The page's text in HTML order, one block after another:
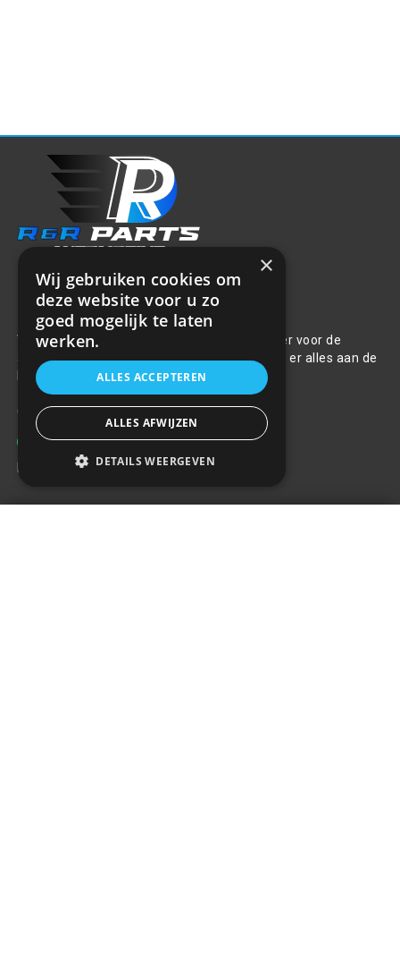
Over ons
Welkom bij R&R Parts Automotive, uw partner voor de
aanschaf van alle auto accessoires. Wij doen er alles aan de
beste selectie, service & prijs te bieden.
Contact
+31(0)85 486 83 17
info@rrparts.nl
×
Wij gebruiken cookies om
deze website voor u zo
goed mogelijk te laten
werken.
ALLES ACCEPTEREN
ALLES AFWIJZEN
DETAILS WEERGEVEN